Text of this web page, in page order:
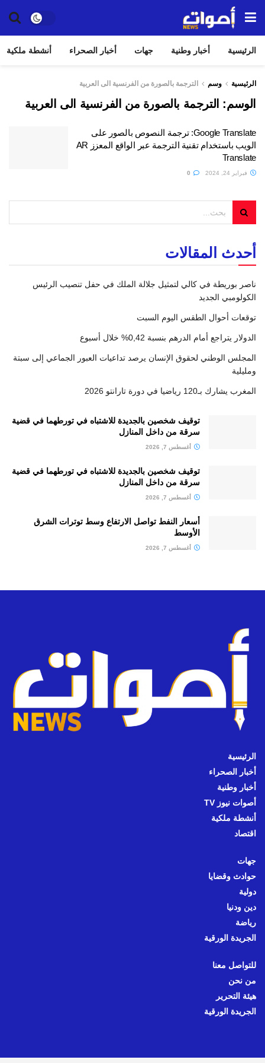
الرئيسية أخبار وطنية جهات أخبار الصحراء أنشطة ملكية
الرئيسية وسم الترجمة بالصورة من الفرنسية الى العربية
الوسم: الترجمة بالصورة من الفرنسية الى العربية
Google Translate: ترجمة النصوص بالصور على
الويب باستخدام تقنية الترجمة عبر الواقع المعزز AR
Translate
فبراير 24, 2024
أحدث المقالات
ناصر بوريطة في كالي لتمثيل جلالة الملك في حفل تنصيب الرئيس
الكولومبي الجديد
توقعات أحوال الطقس اليوم السبت
الدولار يتراجع أمام الدرهم بنسبة 0,42% خلال أسبوع
المجلس الوطني لحقوق الإنسان يرصد تداعيات العبور الجماعي إلى سبتة
ومليلية
المغرب يشارك بـ120 رياضيا في دورة تارانتو 2026
توقيف شخصين بالجديدة للاشتباه في تورطهما في قضية
سرقة من داخل المنازل
أغسطس 7, 2026
توقيف شخصين بالجديدة للاشتباه في تورطهما في قضية
سرقة من داخل المنازل
أغسطس 7, 2026
أسعار النفط تواصل الارتفاع وسط توترات الشرق
الأوسط
أغسطس 7, 2026
الرئيسية
أخبار الصحراء
أخبار وطنية
أصوات نيوز TV
أنشطة ملكية
اقتصاد
جهات
حوادث وقضايا
دولية
دين ودنيا
رياضة
الجريدة الورقية
للتواصل معنا
من نحن
هيئة التحرير
الجريدة الورقية